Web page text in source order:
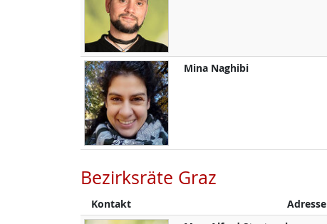
Mina Naghibi
Bezirksräte Graz
Kontakt Adresse